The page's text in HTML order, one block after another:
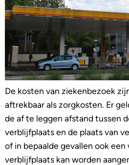
De kosten van ziekenbezoek
aftrekbaar als zorgkosten. Er
de af te leggen afstand tussen
verblijfplaats en de plaats van
of in bepaalde gevallen ook een
verblijfplaats kan worden